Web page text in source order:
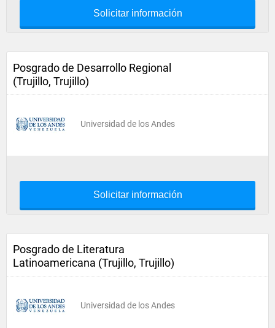
Solicitar información
Posgrado de Desarrollo Regional
(Trujillo, Trujillo)
Universidad de los Andes
Solicitar información
Posgrado de Literatura
Latinoamericana (Trujillo, Trujillo)
Universidad de los Andes